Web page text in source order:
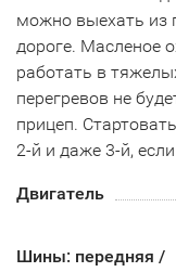
можно выехать из
дороге. Масленое
работать в
перегревов не
прицеп.
2‑й и даже 3‑й,
Двигатель
Шины: передняя /